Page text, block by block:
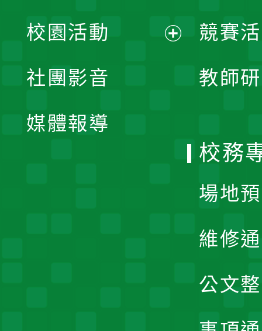
競賽
教師
開
校園活動
社團影音
媒體報導
校務
場地
維修
公文